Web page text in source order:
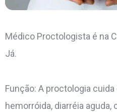
Médico Proctologista é na
Já.
Função: A proctologia
hemorróida, diarréia